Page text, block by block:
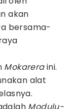
akan
bersama-
Mokareraini.
alat